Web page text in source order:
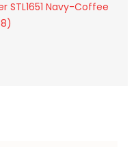
STL1651 Navy-Coffee